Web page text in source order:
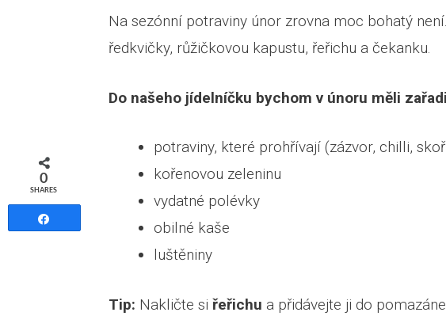
Na sezónní potraviny únor zrovna moc bohatý
ředkvičky, růžičkovou kapustu, řeřichu a čekanku.
Do našeho jídelníčku bychom v únoru měli
potraviny, které prohřívají (zázvor, chilli,
kořenovou zeleninu
vydatné polévky
obilné kaše
luštěniny
Tip: Nakličte si řeřichu a přidávejte ji do
0
SHARES